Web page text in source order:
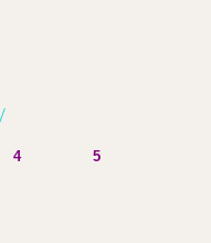
4 5